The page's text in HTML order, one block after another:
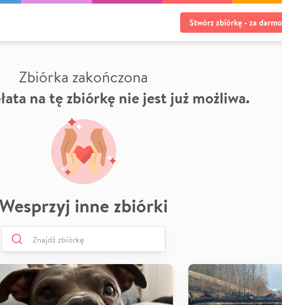
Stwórz zbiórkę - za darmo
Zbiórka zakończona
na tę zbiórkę nie jest już możliwa.
inne zbiórki